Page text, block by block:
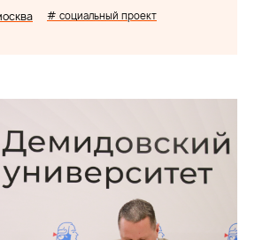
# социальный проект